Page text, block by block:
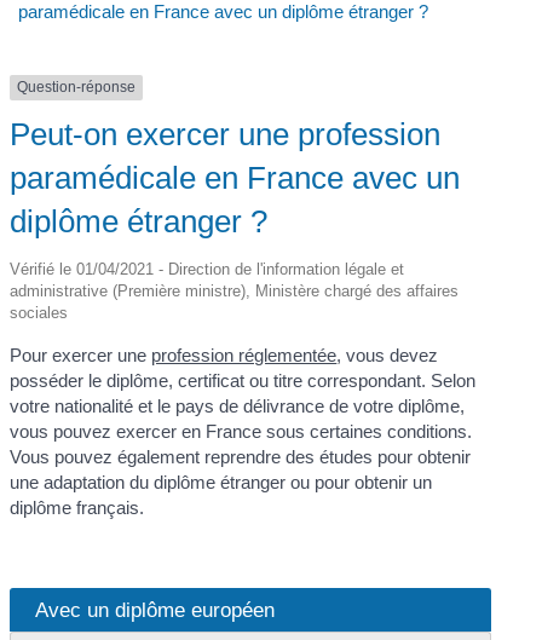
paramédicale en France avec un diplôme étranger ?
Question-réponse
Peut-on exercer une profession
paramédicale en France avec un
diplôme étranger ?
Vérifié le 01/04/2021 - Direction de l'information légale et
administrative (Première ministre), Ministère chargé des affaires
sociales
Pour exercer une profession réglementée, vous devez
posséder le diplôme, certificat ou titre correspondant. Selon
votre nationalité et le pays de délivrance de votre diplôme,
vous pouvez exercer en France sous certaines conditions.
Vous pouvez également reprendre des études pour obtenir
une adaptation du diplôme étranger ou pour obtenir un
diplôme français.
Avec un diplôme européen